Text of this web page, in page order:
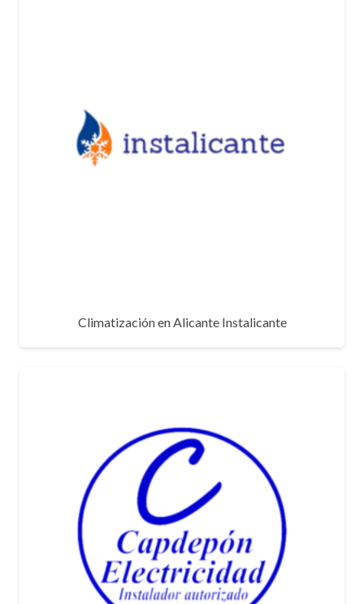
Climatización en Alicante Instalicante